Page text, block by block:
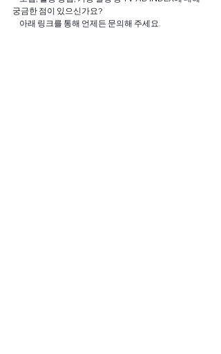
궁금한 점이 있으신가요?
     아래 링크를 통해 언제든 문의해 주세요.